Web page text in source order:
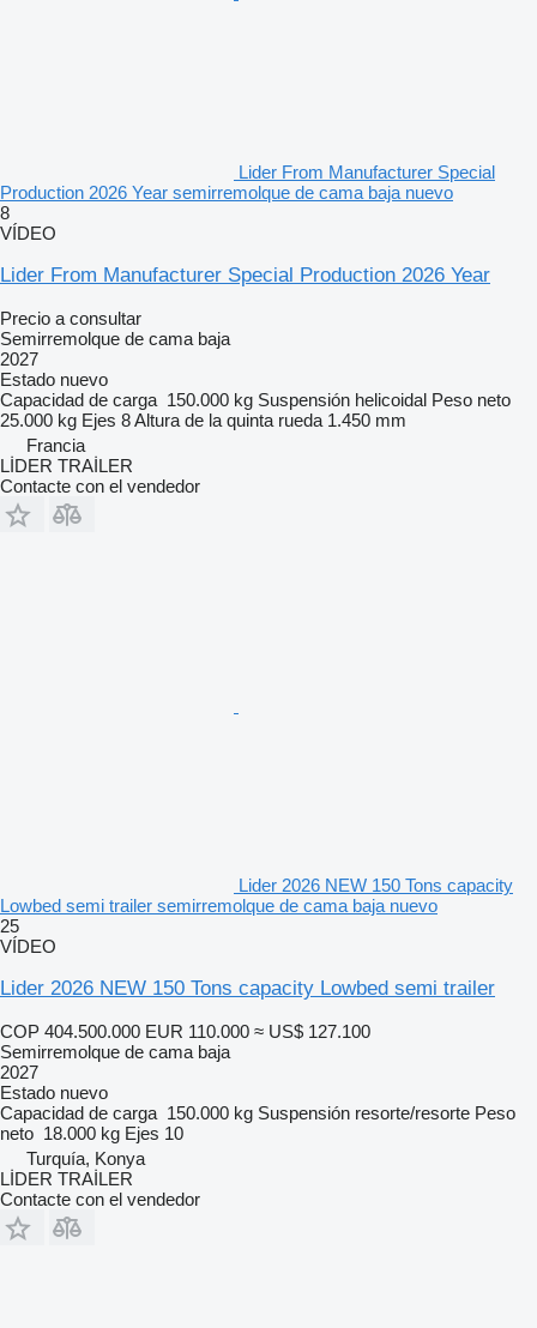
Lider From Manufacturer Special
Production 2026 Year semirremolque de cama baja nuevo
8
VÍDEO
Lider From Manufacturer Special Production 2026 Year
Precio a consultar
Semirremolque de cama baja
2027
Estado nuevo
Capacidad de carga 150.000 kg Suspensión helicoidal Peso neto
25.000 kg Ejes 8Altura de la quinta rueda 1.450 mm
Francia
LİDER TRAİLER
Contacte con el vendedor
Lider 2026 NEW 150 Tons capacity
Lowbed semi trailer semirremolque de cama baja nuevo
25
VÍDEO
Lider 2026 NEW 150 Tons capacity Lowbed semi trailer
COP 404.500.000 EUR 110.000 ≈ US$ 127.100
Semirremolque de cama baja
2027
Estado nuevo
Capacidad de carga 150.000 kg Suspensión resorte/resorte Peso
neto 18.000 kg Ejes 10
Turquía, Konya
LİDER TRAİLER
Contacte con el vendedor